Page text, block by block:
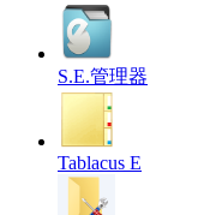
S.E.管理器
Tablacus E